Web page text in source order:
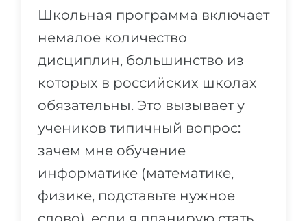
Школьная программа включает
немалое количество
дисциплин, большинство из
которых в российских школах
обязательны. Это вызывает у
учеников типичный вопрос:
зачем мне обучение
информатике (математике,
физике, подставьте нужное